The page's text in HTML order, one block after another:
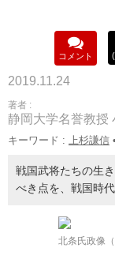
コメント
2019.11.24
著者 :
静岡大学名誉教授
キーワード : 上杉謙信 •
戦国武将たちの生
べき点を、戦国時
北条氏政像